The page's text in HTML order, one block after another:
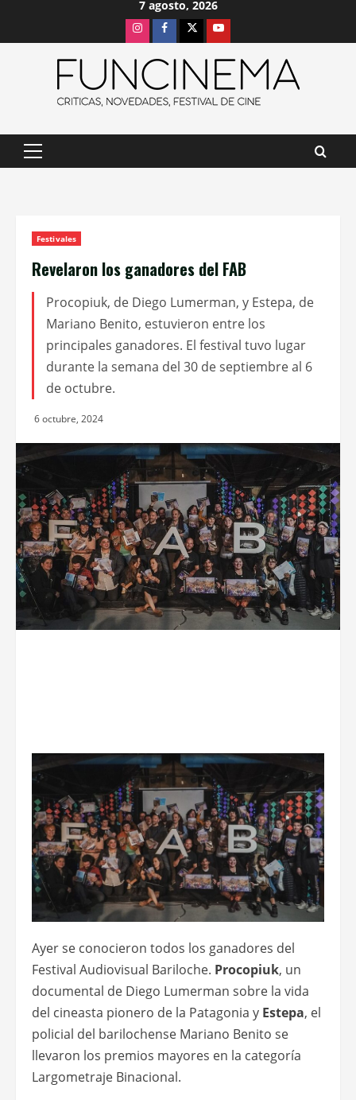
7 agosto, 2026
InstagramFacebook
X Youtube
Menú
Festivales
Revelaron los ganadores del FAB
Procopiuk, de Diego Lumerman, y Estepa, de
Mariano Benito, estuvieron entre los
principales ganadores. El festival tuvo lugar
durante la semana del 30 de septiembre al 6
de octubre.
6 octubre, 2024
Ayer se conocieron todos los ganadores del
Festival Audiovisual Bariloche. Procopiuk, un
documental de Diego Lumerman sobre la vida
del cineasta pionero de la Patagonia y Estepa, el
policial del barilochense Mariano Benito se
llevaron los premios mayores en la categoría
Largometraje Binacional.